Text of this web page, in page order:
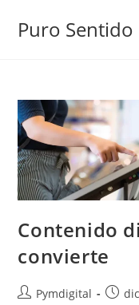
Puro
Contenido
convierte
Pymdigital